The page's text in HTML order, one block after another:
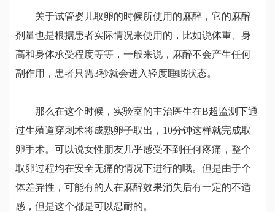
关于试管婴儿取卵的时候所使用的麻醉，它的麻醉
剂量也是根据患者实际情况来使用的，比如说体重、身
高和身体承受程度等等，一般来说，麻醉不会产生任何
副作用，患者只需3秒就会进入轻度睡眠状态。
那么在这个时候，实验室的主治医生在B超监测下通
过生殖道穿刺术将成熟卵子取出，10分钟这样就完成取
卵手术。可以说女性朋友几乎感受不到任何疼痛，整个
取卵过程均在安全无痛的情况下进行的哦。但是由于个
体差异性，可能有的人在麻醉效果消失后有一定的不适
感，但是这个都是可以忍耐的。